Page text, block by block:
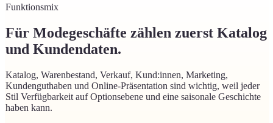
Funktionsmix
Für Modegeschäfte zählen zuerst Katalog
und Kundendaten.
Katalog, Warenbestand, Verkauf, Kund:innen, Marketing,
Kundenguthaben und Online-Präsentation sind wichtig, weil jeder
Stil Verfügbarkeit auf Optionsebene und eine saisonale Geschichte
haben kann.